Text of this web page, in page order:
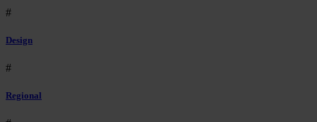
#
Design
#
Regional